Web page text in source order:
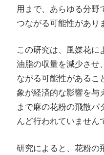
用まで、あらゆる分野
つながる可能性があり
この研究は、風媒花に
油脂の収量を減少させ
ながる可能性があるこ
象が経済的な影響を与
まで麻の花粉の飛散パ
んど行われていません
研究によると、花粉の